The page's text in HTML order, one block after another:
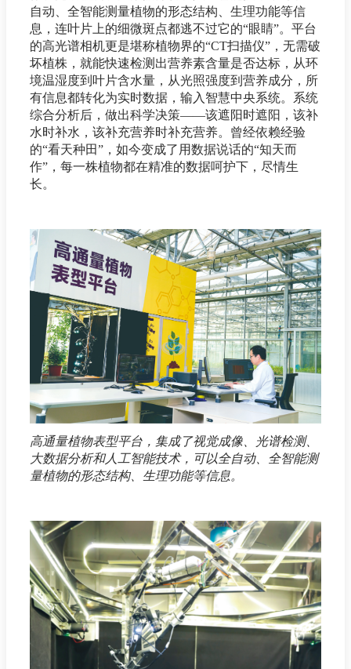
自动、全智能测量植物的形态结构、生理功能等信
息，连叶片上的细微斑点都逃不过它的“眼睛”。平台
的高光谱相机更是堪称植物界的“CT扫描仪”，无需破
坏植株，就能快速检测出营养素含量是否达标，从环
境温湿度到叶片含水量，从光照强度到营养成分，所
有信息都转化为实时数据，输入智慧中央系统。系统
综合分析后，做出科学决策——该遮阳时遮阳，该补
水时补水，该补充营养时补充营养。曾经依赖经验
的“看天种田”，如今变成了用数据说话的“知天而
作”，每一株植物都在精准的数据呵护下，尽情生
长。
高通量植物表型平台，集成了视觉成像、光谱检测、
大数据分析和人工智能技术，可以全自动、全智能测
量植物的形态结构、生理功能等信息。